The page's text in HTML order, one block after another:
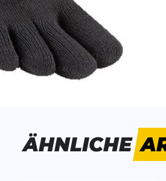
Fremdartikelnummer:
ÄHNLICHE